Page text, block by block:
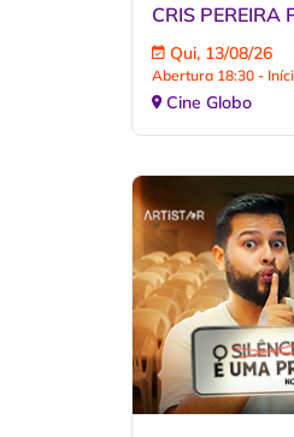
Qui, 13/08/26
Abertura 18:30 -
Cine Globo